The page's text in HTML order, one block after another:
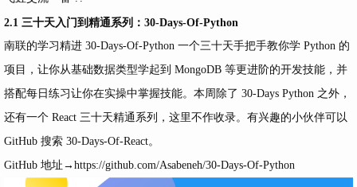
2.1 三十天入门到精通系列：30-Days-Of-Python
南联的学习精进 30-Days-Of-Python 一个三十天手把手教你学 Python 的
项目，让你从基础数据类型学起到 MongoDB 等更进阶的开发技能，并
搭配每日练习让你在实操中掌握技能。本周除了 30-Days Python 之外，
还有一个 React 三十天精通系列，这里不作收录。有兴趣的小伙伴可以
GitHub 搜索 30-Days-Of-React。
GitHub 地址→ https://github.com/Asabeneh/30-Days-Of-Python